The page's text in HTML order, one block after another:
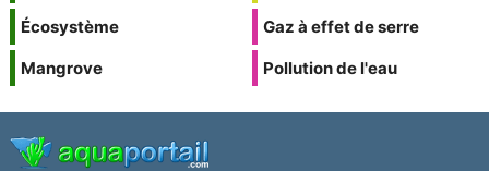
Écosystème
Mangrove
Gaz à effet de serre
Pollution de l'eau